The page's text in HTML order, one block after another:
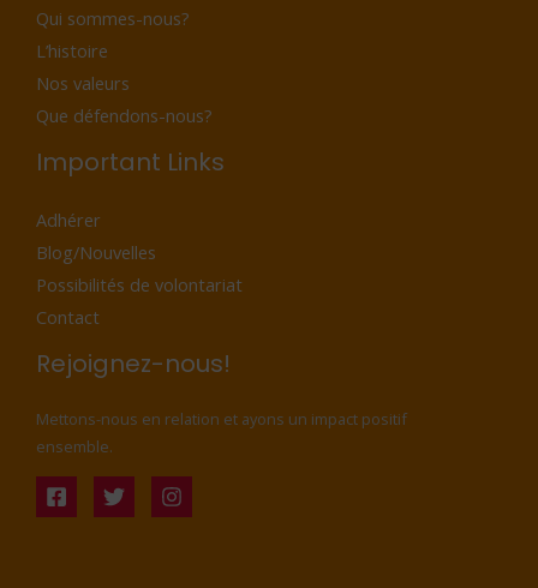
Qui sommes-nous?
L’histoire
Nos valeurs
Que défendons-nous?
Important Links
Adhérer
Blog/Nouvelles
Possibilités de volontariat
Contact
Rejoignez-nous!
Mettons-nous en relation et ayons un impact positif
ensemble.